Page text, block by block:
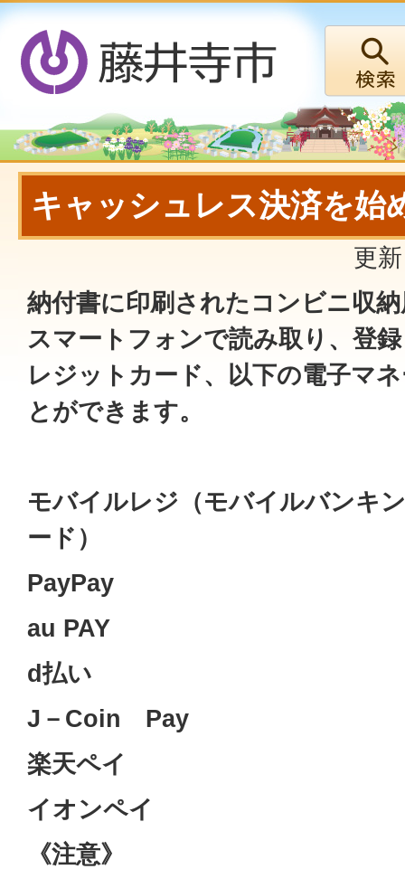
キャッシュレス決済を始
更
納付書に印刷されたコンビニ収
スマートフォンで読み取り、登
レジットカード、以下の電子マ
とができます。
モバイルレジ（モバイルバンキ
ード）
PayPay
au PAY
d払い
J－Coin Pay
楽天ペイ
イオンペイ
《注意》